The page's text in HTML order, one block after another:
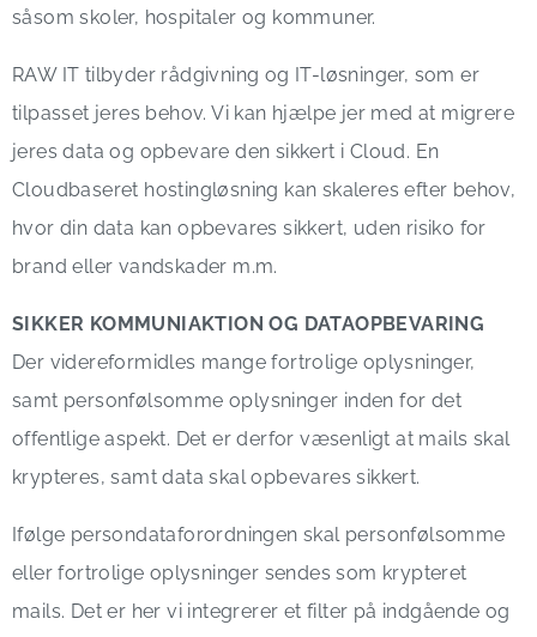
såsom skoler, hospitaler og kommuner.
RAW IT tilbyder rådgivning og IT-løsninger, som er
tilpasset jeres behov.Vi kan hjælpe jer med at migrere
jeres data og opbevare den sikkert i Cloud. En
Cloudbaseret hostingløsning kan skaleres efter behov,
hvor din data kan opbevares sikkert, uden risiko for
brand eller vandskader m.m.
SIKKER KOMMUNIAKTION OG DATAOPBEVARING
Der videreformidles mange fortrolige oplysninger,
samt personfølsomme oplysninger inden for det
offentlige aspekt. Det er derfor væsenligt at mails skal
krypteres, samt data skal opbevares sikkert.
Ifølge persondataforordningen skal personfølsomme
eller fortrolige oplysninger sendes som krypteret
mails. Det er her vi integrerer et filter på indgående og